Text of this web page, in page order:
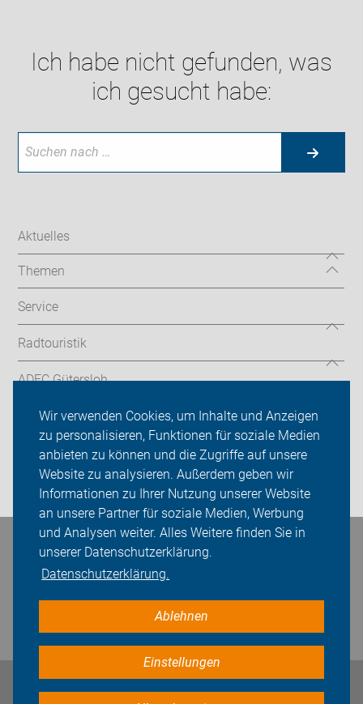
Wir verwenden Cookies, um Inhalte und Anzeigen
zu personalisieren, Funktionen für soziale Medien
anbieten zu können und die Zugriffe auf unsere
Website zu analysieren. Außerdem geben wir
Informationen zu Ihrer Nutzung unserer Website
an unsere Partner für soziale Medien, Werbung
und Analysen weiter. Alles Weitere finden Sie in
unserer Datenschutzerklärung.
Datenschutzerklärung.
Ablehnen
Einstellungen
Ich habe nicht gefunden, was
ich gesucht habe:
Aktuelles
Themen
Service
Radtouristik
ADFC Gütersloh
Sei dabei
Presse
Login
Bleiben Sie in Kontakt